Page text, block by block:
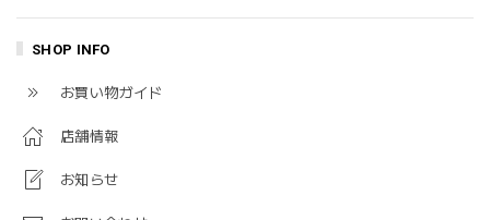
SHOP INFO
お買い物ガイド
店舗情報
お知らせ